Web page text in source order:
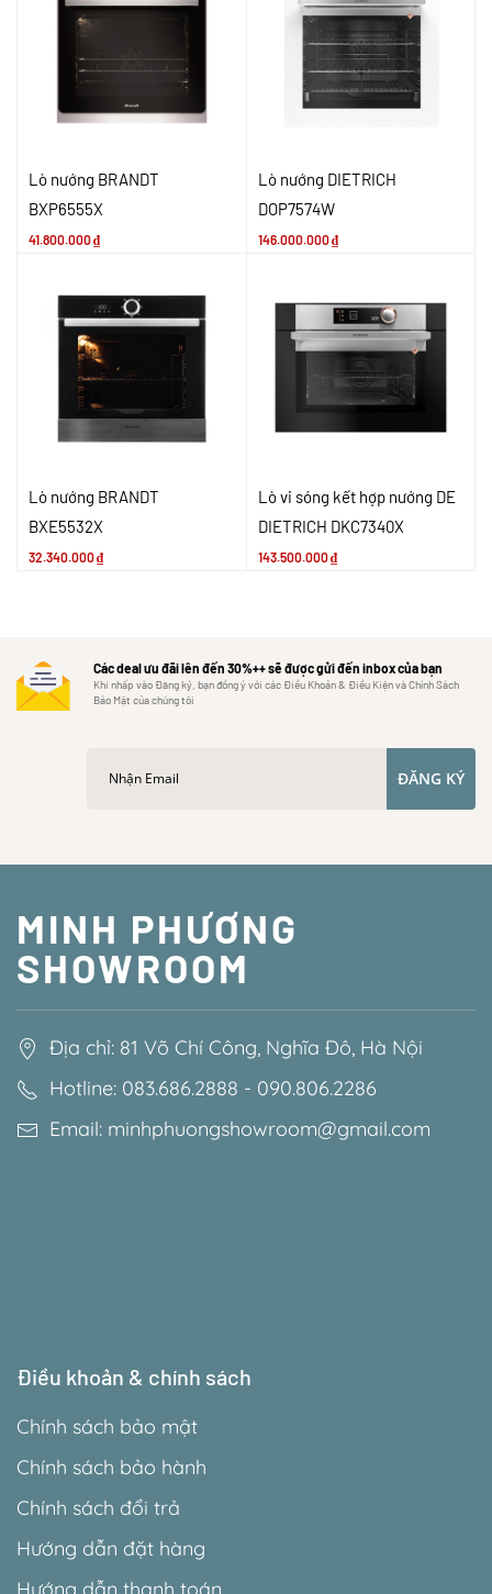
Lò nướng BRANDT
BXP6555X
41.800.000₫
Lò nướng DIETRICH
DOP7574W
146.000.000₫
Lò nướng BRANDT
BXE5532X
32.340.000₫
Lò vi sóng kết hợp nướng DE
DIETRICH DKC7340X
143.500.000₫
Các deal ưu đãi lên đến 30%++ sẽ được gửi đến inbox của bạn
Khi nhấp vào Đăng ký, bạn đồng ý với các Điều Khoản & Điều Kiện và Chính Sách
Bảo Mật của chúng tôi
ĐĂNG KÝ
MINH PHƯƠNG
SHOWROOM
Địa chỉ: 81 Võ Chí Công, Nghĩa Đô, Hà Nội
Hotline: 083.686.2888 - 090.806.2286
Email: minhphuongshowroom@gmail.com
Điều khoản & chính sách
Chính sách bảo mật
Chính sách bảo hành
Chính sách đổi trả
Hướng dẫn đặt hàng